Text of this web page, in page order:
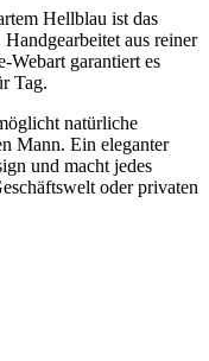
Hellblau ist das
aus reiner
Webart garantiert es
Tag.
natürliche
Mann. Ein eleganter
und macht jedes
oder privaten